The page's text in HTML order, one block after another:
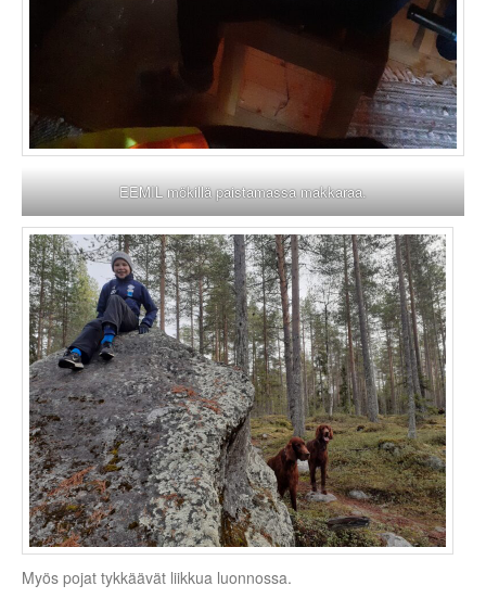
EEMIL mökillä paistamassa makkaraa.
Myös pojat tykkäävät liikkua luonnossa.